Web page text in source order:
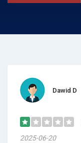
Dawid D
2025-06-20